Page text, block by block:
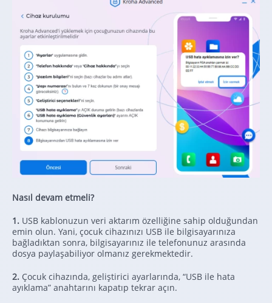
Nasıl devam etmeli?
1. USB kablonuzun veri aktarım özelliğine sahip olduğundan
emin olun. Yani, çocuk cihazınızı USB ile bilgisayarınıza
bağladıktan sonra, bilgisayarınız ile telefonunuz arasında
dosya paylaşabiliyor olmanız gerekmektedir.
2. Çocuk cihazında, geliştirici ayarlarında, “USB ile hata
ayıklama” anahtarını kapatıp tekrar açın.